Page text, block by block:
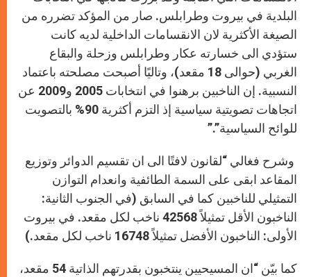
البلدية في بيروت وطرابلس. صار من المؤكد تضرره من
الصيغة الأكثرية لان الانقسامات الداخلية لديه كانت
ستؤدي الى خسارته عكار وطرابلس وزحلة والبقاع
الغربي (حوالى 18 مقعد)، وتاليًا أصبحت مصلحته باعتماد
النسبية. إن الناخبين برهنوا في انتخابات 2005 و2009 عن
اتجاهات تصويتية سياسية إذ التزم أكثرية 90% بالتصويت
للوائح السياسية”.”
وشرح فغالي “لقانون لافتًا الى ان تقسيم الدوائر وتوزيع
المقاعد ابقى على السمة الطائفية وانعدام التوازن
التمثيلي للناخبين كما في السابق (في الجنوب الثانية:
الناخبون الأقل تمثيلاً 42568 ناخب لكل مقعد. في بيروت
الأولى: الناخبون الأفضل تمثيلاً 16748 ناخب لكل مقعد.)
كما بيّن “ان المسيحيين ينتخبون بقدرتهم الذاتية 54 مقعد،